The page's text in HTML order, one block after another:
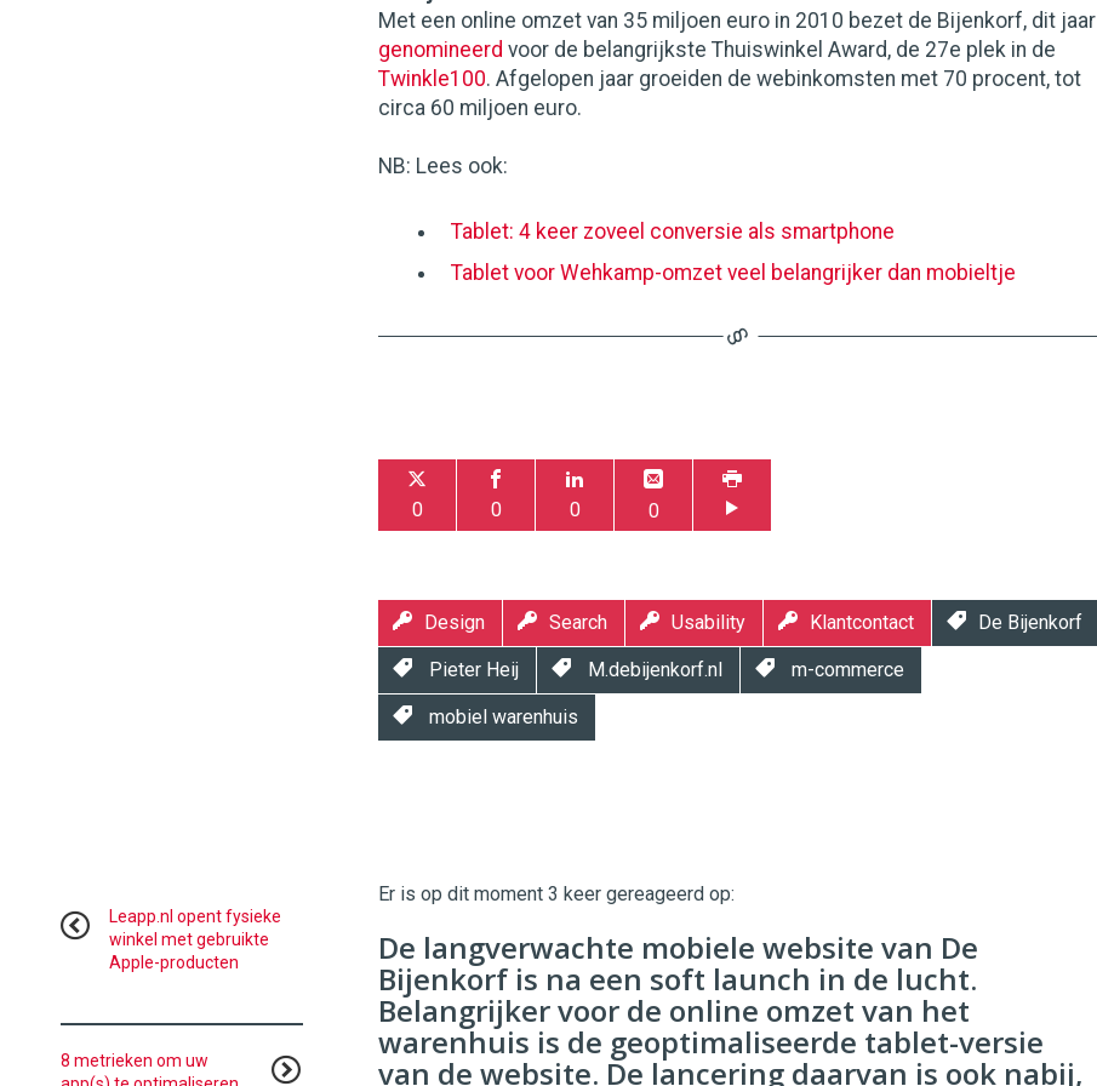
Met een online omzet van 35 miljoen euro in 2010 bezet de Bijenkorf, dit jaar
genomineerd voor de belangrijkste Thuiswinkel Award, de 27e plek in de
Twinkle100. Afgelopen jaar groeiden de webinkomsten met 70 procent, tot
circa 60 miljoen euro.
NB: Lees ook:
Tablet: 4 keer zoveel conversie als smartphone
Tablet voor Wehkamp-omzet veel belangrijker dan mobieltje
0 0 0 0
Design Search Usability Klantcontact De Bijenkorf
Pieter Heij M.debijenkorf.nl m-commerce
mobiel warenhuis
Digital
9654
Er is op dit moment 3 keer gereageerd op:
De langverwachte mobiele website van De
Bijenkorf is na een soft launch in de lucht.
Belangrijker voor de online omzet van het
warenhuis is de geoptimaliseerde tablet-versie
van de website. De lancering daarvan is ook nabij,
Leapp.nl opent fysieke
winkel met gebruikte
Apple-producten
8 metrieken om uw